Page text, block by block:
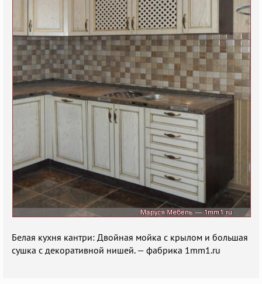
Белая кухня кантри: Двойная мойка с крылом и большая
сушка с декоративной нишей. — фабрика 1mm1.ru